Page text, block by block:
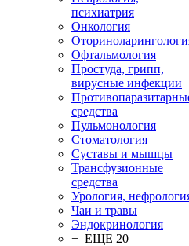
психиатрия
Онкология
Офтальмология
Простуда, грипп,
вирусные инфекции
средства
Пульмонология
Стоматология
Суставы и мышцы
Трансфузионные
средства
Урология,
Чаи и травы
Эндокринология
+ ЕЩЕ 20